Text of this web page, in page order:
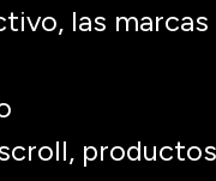
las
,